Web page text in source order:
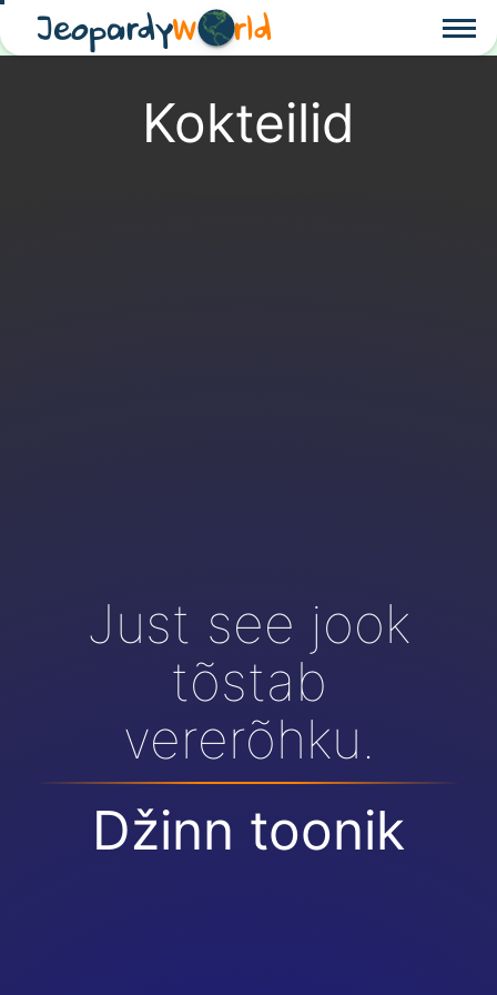
JeopardyW rld
Kokteilid
Just see jook
tõstab
vererõhku.
Džinn toonik